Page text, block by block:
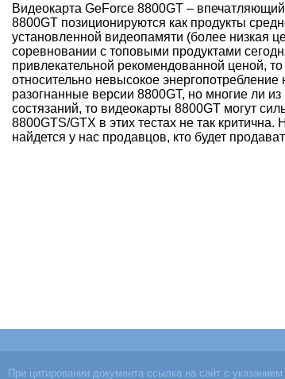
Видеокарта GeForce 8800GT –
8800GT позиционируются как продукты
установленной видеопамяти (более низкая
соревновании с топовыми продуктами
привлекательной рекомендованной ценой,
относительно невысокое
разогнанные версии 8800GT, но многие ли
состязаний, то видеокарты 8800GT могут
8800GTS/GTX в этих тестах не так
найдется у нас продавцов, кто будет
При цитировании документа ссылка на сайт с